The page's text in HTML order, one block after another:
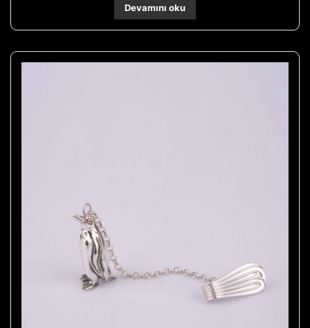
Devamını oku